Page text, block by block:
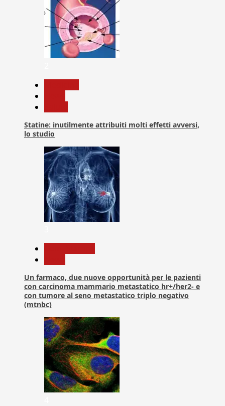
Statine: inutilmente attribuiti molti effetti avversi,
lo studio
Un farmaco, due nuove opportunità per le pazienti
con carcinoma mammario metastatico hr+/her2- e
con tumore al seno metastatico triplo negativo
(mtnbc)